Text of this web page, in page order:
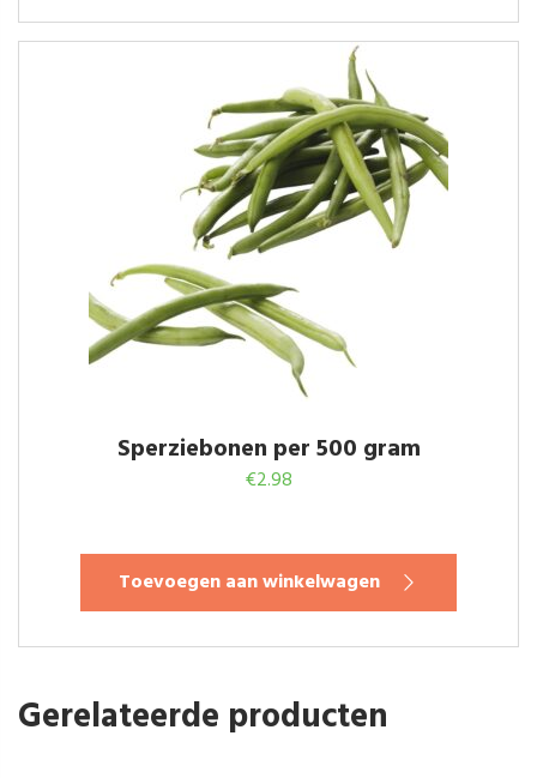
Sperziebonen per 500 gram
€2.98
Toevoegen aan winkelwagen
Gerelateerde producten